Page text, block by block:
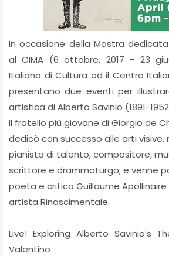
In occasione della Mostra
al CIMA (6 ottobre, 2017 - 23
Italiano di Cultura ed il Centro
presentano due eventi per
artistica di Alberto Savinio (1891-
Il fratello più giovane di Giorgio de
dedicò con successo alle arti visive,
pianista di talento, compositore,
scrittore e drammaturgo; e venne
poeta e critico Guillaume
artista Rinascimentale.
Live! Exploring Alberto Savinio's
Valentino